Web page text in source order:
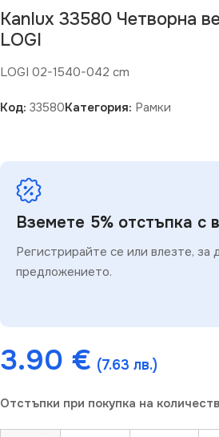
Kanlux 33580 Четворна
LOGI
LOGI 02-1540-042 cm
Код: 33580Категория: Рамки
Вземете 5% отстъпка с
Регистрирайте се или влезте, за
предложението.
3.90 € (7.63 лв.)
Отстъпки при покупка на